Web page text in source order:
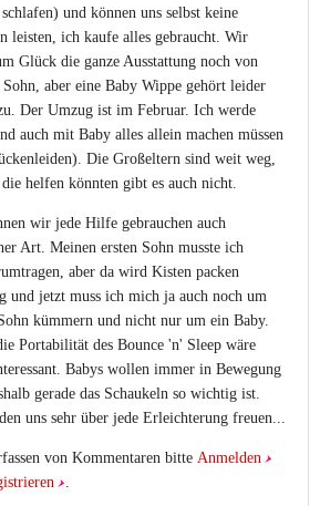
und können uns selbst keine
leisten, ich kaufe alles gebraucht. Wir
Glück die ganze Ausstattung noch von
Sohn, aber eine Baby Wippe gehört leider
Der Umzug ist im Februar. Ich werde
auch mit Baby alles allein machen müssen
Die Großeltern sind weit weg,
helfen könnten gibt es auch nicht.
wir jede Hilfe gebrauchen auch
Art. Meinen ersten Sohn musste ich
aber da wird Kisten packen
und jetzt muss ich mich ja auch noch um
kümmern und nicht nur um ein Baby.
Portabilität des Bounce 'n' Sleep wäre
Babys wollen immer in Bewegung
gerade das Schaukeln so wichtig ist.
uns sehr über jede Erleichterung freuen...
von Kommentaren bitte Anmelden
.